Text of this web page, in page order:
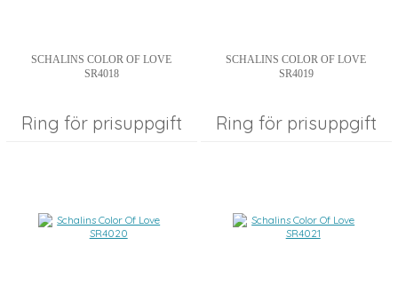
SCHALINS COLOR OF LOVE
SR4018
Ring för prisuppgift
SCHALINS COLOR OF LOVE
SR4019
Ring för prisuppgift